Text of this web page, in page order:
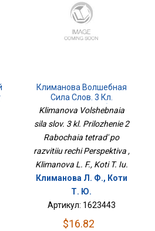
Климанова Волшебная
Сила Слов. 3 Кл.
Приложение 2 Рабочая
Речи Перспектива
Klimanova Volshebnaia
sila slov. 3 kl. Prilozhenie 2
Rabochaia tetrad' po
razvitiiu rechi Perspektiva ,
Klimanova L. F., Koti T. Iu.
Климанова Л. Ф., Коти
Т. Ю.
Артикул: 1623443
$16.82